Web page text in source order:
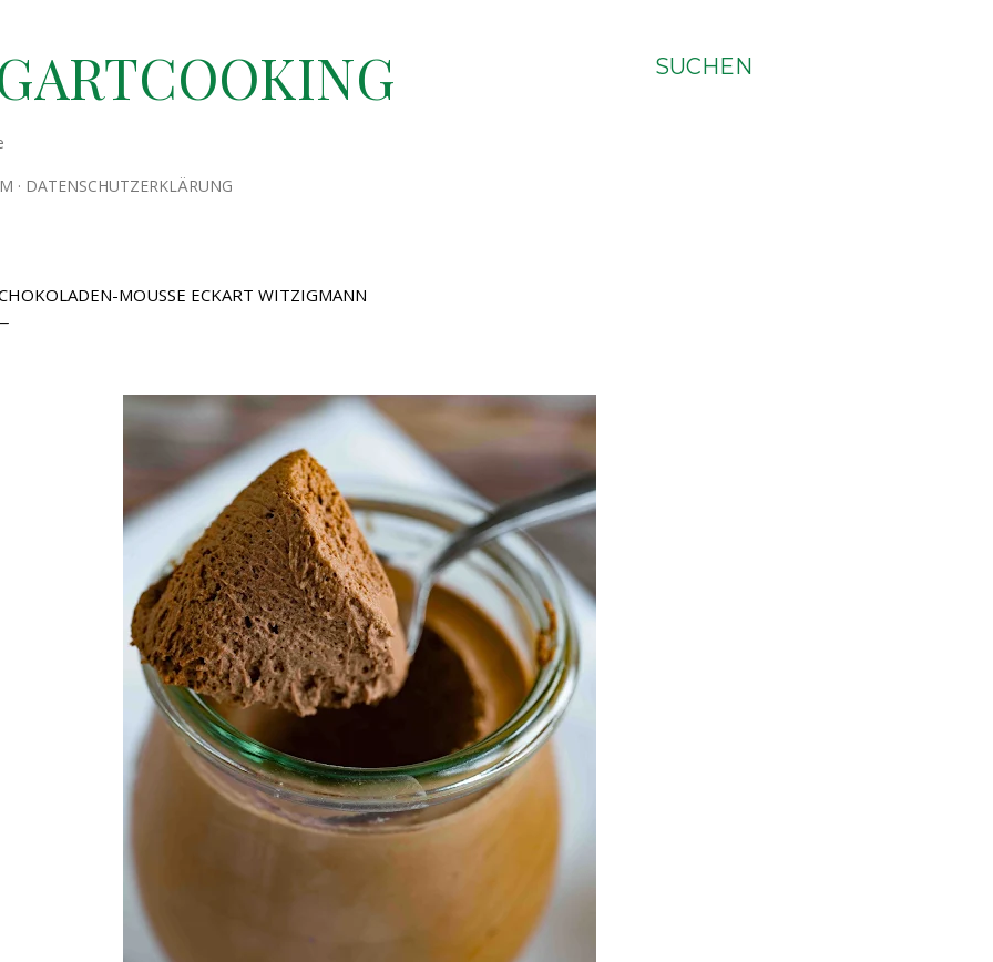
SUCHEN
DATENSCHUTZERKLÄRUNG
MOUSSE ECKART WITZIGMANN